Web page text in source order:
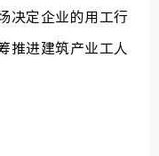
决定企业的用工行
推进建筑产业工人